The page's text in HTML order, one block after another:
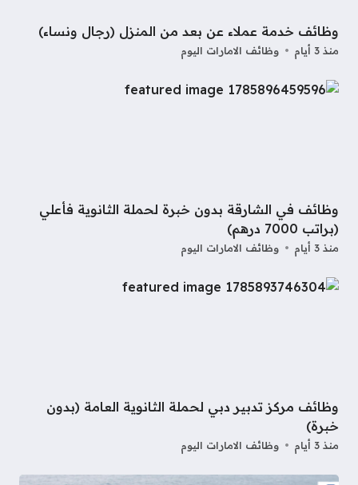
وظائف خدمة عملاء عن بعد من المنزل (رجال ونساء)
منذ 3 أيام وظائف الامارات اليوم
وظائف في الشارقة بدون خبرة لحملة الثانوية فأعلي
(براتب 7000 درهم)
منذ 3 أيام وظائف الامارات اليوم
وظائف مركز تدبير دبي لحملة الثانوية العامة (بدون
خبرة)
منذ 3 أيام وظائف الامارات اليوم